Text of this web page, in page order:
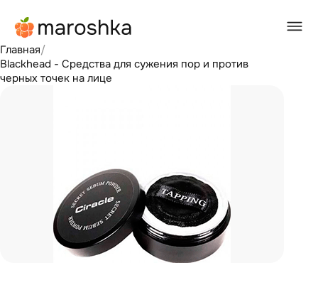
Главная/
Blackhead - Средства для сужения пор и против
черных точек на лице